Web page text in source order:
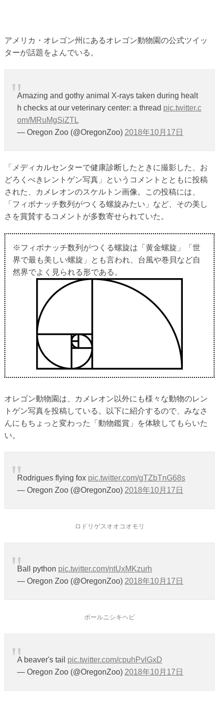
アメリカ・オレゴン州にあるオレゴン動物園の公式ツイッ
ターが話題をよんでいる。
Amazing and gothy animal X-rays taken during healt
h checks at our veterinary center: a thread pic.twitter.c
om/MRuMgSiZTL
— Oregon Zoo (@OregonZoo) 2018年10月17日
「メディカルセンターで健康診断したときに撮影した、お
どろくべきレントゲン写真」というコメントとともに投稿
された、カメレオンのスケルトン画像。この投稿には、
「フィボナッチ数列がつくる螺旋みたい」など、その美し
さを賞賛するコメントが多数寄せられていた。
※フィボナッチ数列がつくる螺旋は「黄金螺旋」「世
界で最も美しい螺旋」とも言われ、台風や巻貝など自
然界でよく見られる形である。
オレゴン動物園は、カメレオン以外にも様々な動物のレン
トゲン写真を投稿している。以下に紹介するので、みなさ
んにもちょっと変わった「動物鑑賞」を体験してもらいた
い。
Rodrigues flying fox pic.twitter.com/gTZbTnG68s
— Oregon Zoo (@OregonZoo) 2018年10月17日
ロドリゲスオオコオモリ
Ball python pic.twitter.com/ntUxMKzurh
— Oregon Zoo (@OregonZoo) 2018年10月17日
ボールニシキヘビ
A beaver's tail pic.twitter.com/cpuhPvlGxD
— Oregon Zoo (@OregonZoo) 2018年10月17日